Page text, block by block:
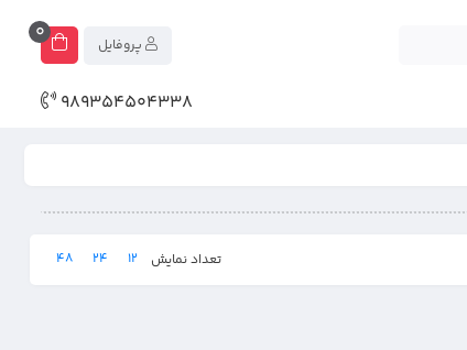
0
989354504338
تعداد نمایش 12
24
48